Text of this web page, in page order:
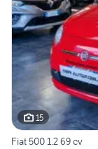
15
Fiat 500 1.2 69 cv